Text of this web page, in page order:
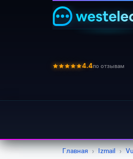
4.4по отзывам
Главная › Izmail ›